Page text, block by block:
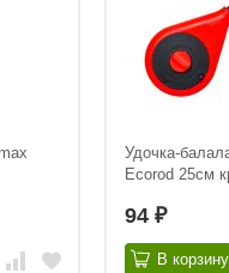
Удочка-
Ecorod 25см
94 ₽
В корзину